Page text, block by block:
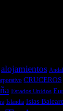
alojamientos
CRUCEROS
Estados Unidos
Islandia Islas